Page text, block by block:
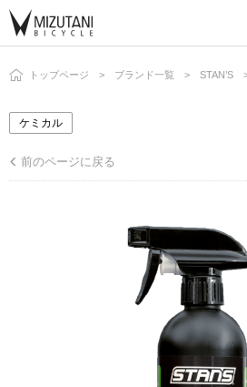
トップページ ブランド一覧 STAN’S
ケミカル
前のページに戻る